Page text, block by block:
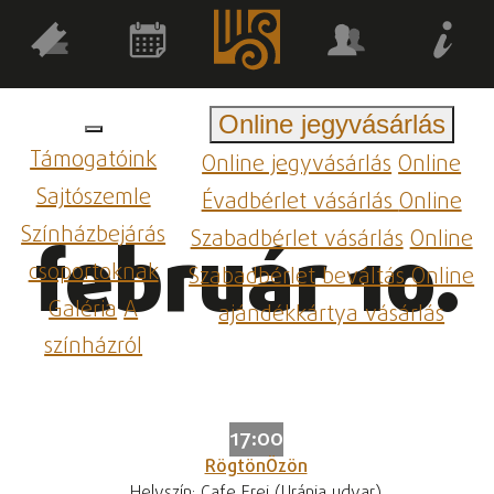
Támogatóink
Sajtószemle
Színházbejárás
csoportoknak
GalériaA
színházról
Online jegyvásárlás
Online jegyvásárlásOnline
Évadbérlet vásárlásOnline
Szabadbérlet vásárlásOnline
Szabadbérlet beváltásOnline
ajándékkártya vásárlás
február 10.
17:00
RögtönÖzön